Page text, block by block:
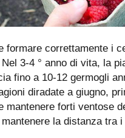
formare correttamente i
3-4 ° anno di vita, la
fino a 10-12 germogli
diradate a giugno,
mantenere forti ventose
la distanza tra